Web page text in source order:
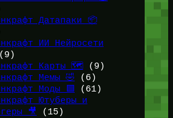
Датапаки 📦
ИИ Нейросети
Карты 🗺️(9)
Мемы 🤣 (6)
Моды 🟩 (61)
Ютуберы и
🎥
(15)